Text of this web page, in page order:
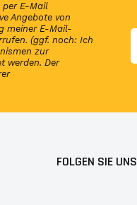
per E-Mail
Angebote von
meiner E-Mail-
(ggf. noch: Ich
zur
werden. Der
FOLGEN SIE UNS